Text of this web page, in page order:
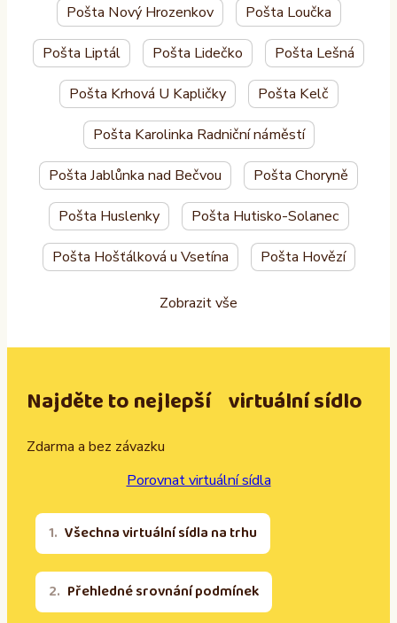
Pošta Nový Hrozenkov Pošta Loučka
Pošta Liptál Pošta Lidečko Pošta Lešná
Pošta Krhová U Kapličky Pošta Kelč
Pošta Karolinka Radniční náměstí
Pošta Jablůnka nad Bečvou Pošta Choryně
Pošta Huslenky Pošta Hutisko-Solanec
Pošta Hošťálková u Vsetína Pošta Hovězí
Zobrazit vše
Najděte to nejlepší virtuální sídlo
Zdarma a bez závazku
Porovnat virtuální sídla
Všechna virtuální sídla na trhu
Přehledné srovnání podmínek